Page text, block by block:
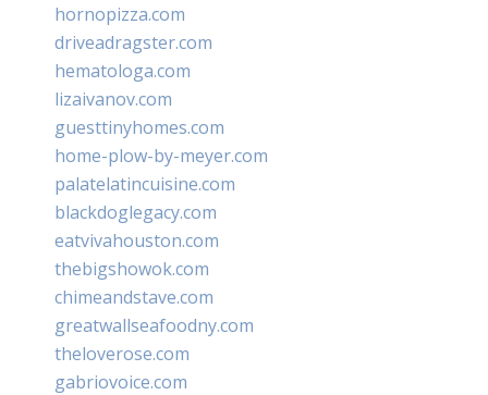
hornopizza.com
driveadragster.com
hematologa.com
lizaivanov.com
guesttinyhomes.com
home-plow-by-meyer.com
palatelatincuisine.com
blackdoglegacy.com
eatvivahouston.com
thebigshowok.com
chimeandstave.com
greatwallseafoodny.com
theloverose.com
gabriovoice.com